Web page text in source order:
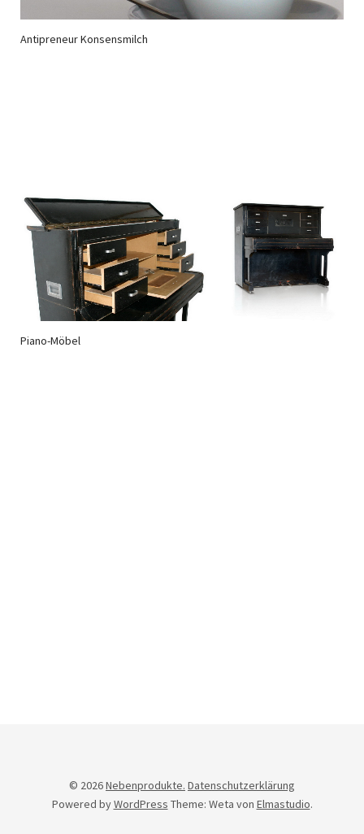
Antipreneur Konsensmilch
Piano-Möbel
© 2026Nebenprodukte. Datenschutzerklärung
Powered byWordPress Theme: Weta von Elmastudio.